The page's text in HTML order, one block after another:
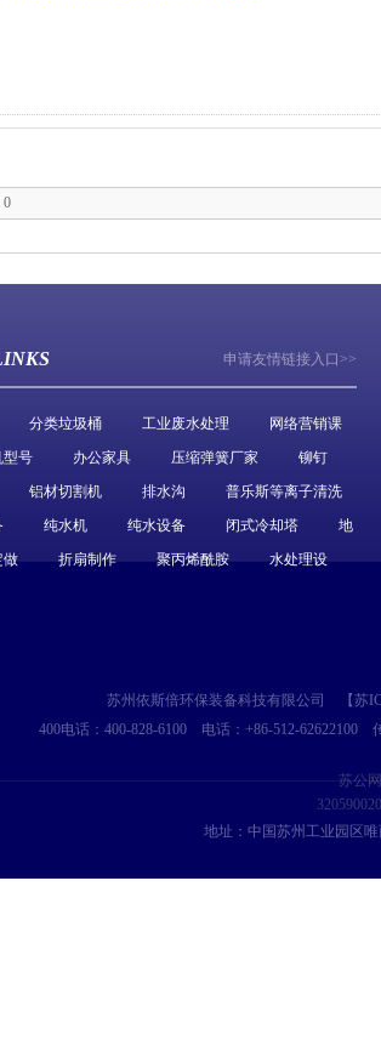
0
申请友情链接入口>>
分类垃圾桶 工业废水处理
网络营销课
型号 办公家具 压缩弹簧厂家
铆钉
铝材切割机 排水沟
普乐斯等离子清洗
纯水机 纯水设备 闭式冷却塔
地
做 折扇制作 聚丙烯酰胺
水处理设
苏州依斯倍环保装备科技有限公司
【苏
400电话：400-828-6100
电话：+86-512-62622100
苏公
地址：中国苏州工业园区